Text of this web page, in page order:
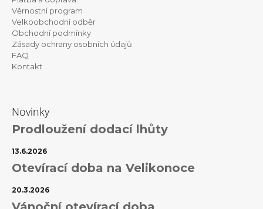
Věrnostní program
Velkoobchodní odběr
Obchodní podmínky
Zásady ochrany osobních údajů
FAQ
Kontakt
Novinky
Prodloužení dodací lhůty
13.6.2026
Otevírací doba na Velikonoce
20.3.2026